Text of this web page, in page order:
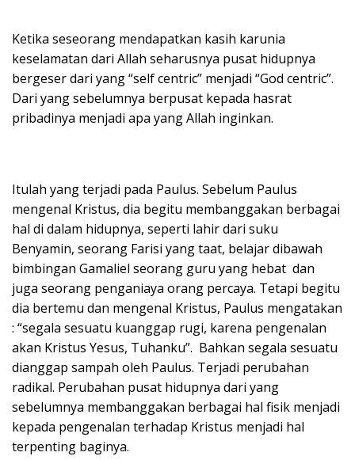
Ketika seseorang mendapatkan kasih karunia
keselamatan dari Allah seharusnya pusat hidupnya
bergeser dari yang “self centric” menjadi “God centric”.
Dari yang sebelumnya berpusat kepada hasrat
pribadinya menjadi apa yang Allah inginkan.
Itulah yang terjadi pada Paulus. Sebelum Paulus
mengenal Kristus, dia begitu membanggakan berbagai
hal di dalam hidupnya, seperti lahir dari suku
Benyamin, seorang Farisi yang taat, belajar dibawah
bimbingan Gamaliel seorang guru yang hebat dan
juga seorang penganiaya orang percaya. Tetapi begitu
dia bertemu dan mengenal Kristus, Paulus mengatakan
: “segala sesuatu kuanggap rugi, karena pengenalan
akan Kristus Yesus, Tuhanku”. Bahkan segala sesuatu
dianggap sampah oleh Paulus. Terjadi perubahan
radikal. Perubahan pusat hidupnya dari yang
sebelumnya membanggakan berbagai hal fisik menjadi
kepada pengenalan terhadap Kristus menjadi hal
terpenting baginya.